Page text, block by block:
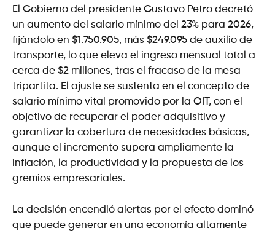
El Gobierno del presidente Gustavo Petro decretó
un aumento del salario mínimo del 23% para 2026,
fijándolo en $1.750.905, más $249.095 de auxilio de
transporte, lo que eleva el ingreso mensual total a
cerca de $2 millones, tras el fracaso de la mesa
tripartita. El ajuste se sustenta en el concepto de
salario mínimo vital promovido por la OIT, con el
objetivo de recuperar el poder adquisitivo y
garantizar la cobertura de necesidades básicas,
aunque el incremento supera ampliamente la
inflación, la productividad y la propuesta de los
gremios empresariales.
La decisión encendió alertas por el efecto dominó
que puede generar en una economía altamente